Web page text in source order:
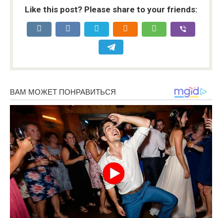
Like this post? Please share to your friends: